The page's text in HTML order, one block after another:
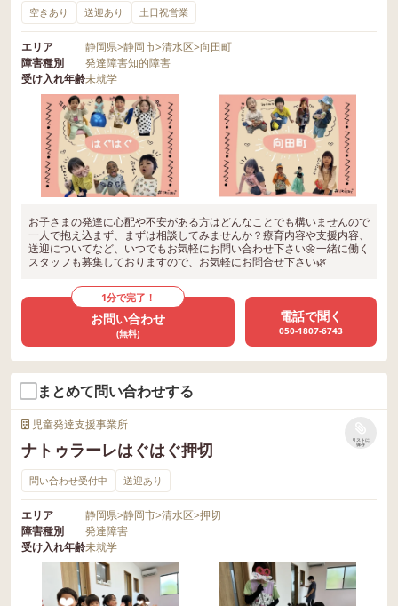
空きあり 送迎あり 土日祝営業
エリア 静岡県>静岡市>清水区>向田町
障害種別
発達障害知的障害
受け入れ年齢未就学
お子さまの発達に心配や不安がある方はどんなことでも構いませんので
一人で抱え込まず、まずは相談してみませんか？療育内容や支援内容、
送迎についてなど、いつでもお気軽にお問い合わせ下さい🌼一緒に働く
スタッフも募集しておりますので、お気軽にお問合せ下さい🌿
1分で完了！
お問い合わせ
(無料)
電話で聞く
050-1807-6743
まとめて問い合わせする
児童発達支援事業所
ナトゥラーレはぐはぐ押切
リストに
保存
問い合わせ受付中 送迎あり
エリア 静岡県>静岡市>清水区>押切
障害種別
発達障害
受け入れ年齢未就学